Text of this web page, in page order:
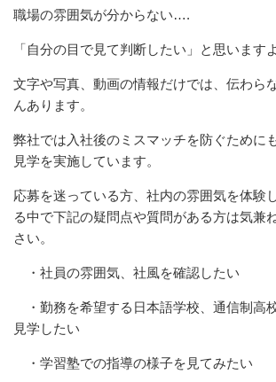
職場の雰囲気が分からない….
「自分の目で見て判断したい」と思います
文字や写真、動画の情報だけでは、伝わら
んあります。
弊社では入社後のミスマッチを防ぐために
見学を実施しています。
応募を迷っている方、社内の雰囲気を体験
る中で下記の疑問点や質問がある方は気兼
さい。
・社員の雰囲気、社風を確認したい
・勤務を希望する日本語学校、通信制高
見学したい
・学習塾での指導の様子を見てみたい